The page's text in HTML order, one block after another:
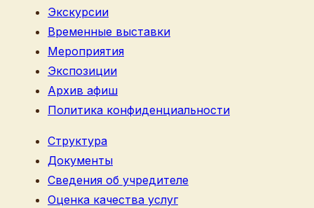
Экскурсии
Временные выставки
Мероприятия
Экспозиции
Архив афиш
Политика конфиденциальности
Структура
Документы
Сведения об учредителе
Оценка качества услуг